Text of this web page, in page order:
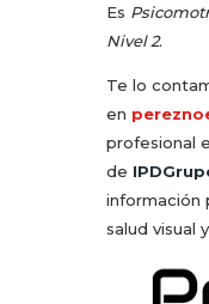
Es
Nivel 2.
Te lo
en
profesional
de
información
salud visual